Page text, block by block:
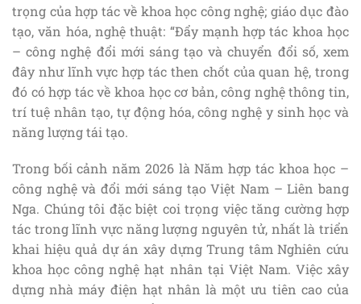
trọng của hợp tác về khoa học công nghệ; giáo dục đào
tạo, văn hóa, nghệ thuật: “Đẩy mạnh hợp tác khoa học
– công nghệ đổi mới sáng tạo và chuyển đổi số, xem
đây như lĩnh vực hợp tác then chốt của quan hệ, trong
đó có hợp tác về khoa học cơ bản, công nghệ thông tin,
trí tuệ nhân tạo, tự động hóa, công nghệ y sinh học và
năng lượng tái tạo.
Trong bối cảnh năm 2026 là Năm hợp tác khoa học –
công nghệ và đổi mới sáng tạo Việt Nam – Liên bang
Nga. Chúng tôi đặc biệt coi trọng việc tăng cường hợp
tác trong lĩnh vực năng lượng nguyên tử, nhất là triển
khai hiệu quả dự án xây dựng Trung tâm Nghiên cứu
khoa học công nghệ hạt nhân tại Việt Nam. Việc xây
dựng nhà máy điện hạt nhân là một ưu tiên cao của